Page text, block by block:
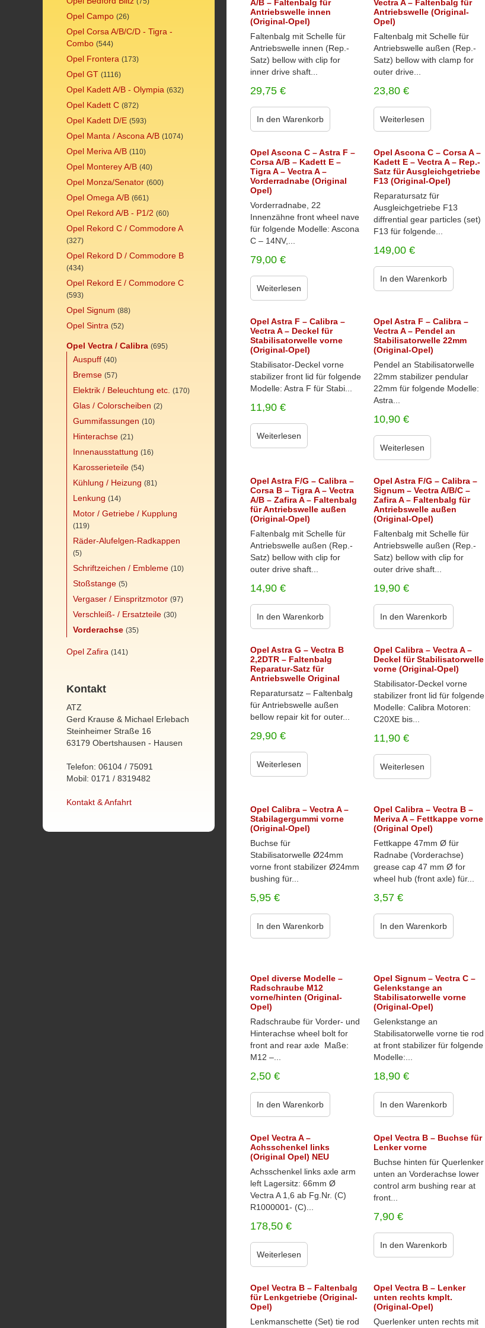
Opel Campo (26)
Opel Corsa A/B/C/D - Tigra -
Combo (544)
Opel Frontera (173)
Opel GT (1116)
Opel Kadett A/B - Olympia (632)
Opel Kadett C (872)
Opel Kadett D/E (593)
Opel Manta / Ascona A/B (1074)
Opel Meriva A/B (110)
Opel Monterey A/B (40)
Opel Monza/Senator (600)
Opel Omega A/B (661)
Opel Rekord A/B - P1/2 (60)
Opel Rekord C / Commodore A
(327)
Opel Rekord D / Commodore B
(434)
Opel Rekord E / Commodore C
(593)
Opel Signum (88)
Opel Sintra (52)
Opel Vectra / Calibra (695)
Auspuff (40)
Bremse (57)
Elektrik / Beleuchtung etc. (170)
Glas / Colorscheiben (2)
Gummifassungen (10)
Hinterachse (21)
Innenausstattung (16)
Karosserieteile (54)
Kühlung / Heizung (81)
Lenkung (14)
Motor / Getriebe / Kupplung
(119)
Räder-Alufelgen-Radkappen
(5)
Schriftzeichen / Embleme (10)
Stoßstange (5)
Vergaser / Einspritzmotor (97)
Verschleiß- / Ersatzteile (30)
Vorderachse (35)
Opel Zafira (141)
Kontakt
ATZ
Gerd Krause & Michael Erlebach
Steinheimer Straße 16
63179 Obertshausen - Hausen
Telefon: 06104 / 75091
Mobil: 0171 / 8319482
Kontakt & Anfahrt
A/B – Faltenbalg für
Antriebswelle innen
(Original-Opel)
Faltenbalg mit Schelle für
Antriebswelle innen (Rep.-
Satz) bellow with clip for
inner drive shaft...
29,75 €
In den Warenkorb
Vectra A – Faltenbalg für
Antriebswelle (Original-
Opel)
Faltenbalg mit Schelle für
Antriebswelle außen (Rep.-
Satz) bellow with clamp for
outer drive...
23,80 €
Weiterlesen
Opel Ascona C – Astra F –
Corsa A/B – Kadett E –
Tigra A – Vectra A –
Vorderradnabe (Original
Opel)
Vorderradnabe, 22
Innenzähne front wheel nave
für folgende Modelle: Ascona
C – 14NV,...
79,00 €
Weiterlesen
Opel Ascona C – Corsa A –
Kadett E – Vectra A – Rep.-
Satz für Ausgleichgetriebe
F13 (Original-Opel)
Reparatursatz für
Ausgleichgetriebe F13
diffrential gear particles (set)
F13 für folgende...
149,00 €
In den Warenkorb
Opel Astra F – Calibra –
Vectra A – Deckel für
Stabilisatorwelle vorne
(Original-Opel)
Stabilisator-Deckel vorne
stabilizer front lid für folgende
Modelle: Astra F für Stabi...
11,90 €
Weiterlesen
Opel Astra F – Calibra –
Vectra A – Pendel an
Stabilisatorwelle 22mm
(Original-Opel)
Pendel an Stabilisatorwelle
22mm stabilizer pendular
22mm für folgende Modelle:
Astra...
10,90 €
Weiterlesen
Opel Astra F/G – Calibra –
Corsa B – Tigra A – Vectra
A/B – Zafira A – Faltenbalg
für Antriebswelle außen
(Original-Opel)
Faltenbalg mit Schelle für
Antriebswelle außen (Rep.-
Satz) bellow with clip for
outer drive shaft...
14,90 €
In den Warenkorb
Opel Astra F/G – Calibra –
Signum – Vectra A/B/C –
Zafira A – Faltenbalg für
Antriebswelle außen
(Original-Opel)
Faltenbalg mit Schelle für
Antriebswelle außen (Rep.-
Satz) bellow with clip for
outer drive shaft...
19,90 €
In den Warenkorb
Opel Astra G – Vectra B
2,2DTR – Faltenbalg
Reparatur-Satz für
Antriebswelle Original
Reparatursatz – Faltenbalg
für Antriebswelle außen
bellow repair kit for outer...
29,90 €
Weiterlesen
Opel Calibra – Vectra A –
Deckel für Stabilisatorwelle
vorne (Original-Opel)
Stabilisator-Deckel vorne
stabilizer front lid für folgende
Modelle: Calibra Motoren:
C20XE bis...
11,90 €
Weiterlesen
Opel Calibra – Vectra A –
Stabilagergummi vorne
(Original-Opel)
Buchse für
Stabilisatorwelle Ø24mm
vorne front stabilizer Ø24mm
bushing für...
5,95 €
In den Warenkorb
Opel Calibra – Vectra B –
Meriva A – Fettkappe vorne
(Original Opel)
Fettkappe 47mm Ø für
Radnabe (Vorderachse)
grease cap 47 mm Ø for
wheel hub (front axle) für...
3,57 €
In den Warenkorb
Opel diverse Modelle –
Radschraube M12
vorne/hinten (Original-
Opel)
Radschraube für Vorder- und
Hinterachse wheel bolt for
front and rear axle Maße:
M12 –...
2,50 €
In den Warenkorb
Opel Signum – Vectra C –
Gelenkstange an
Stabilisatorwelle vorne
(Original-Opel)
Gelenkstange an
Stabilisatorwelle vorne tie rod
at front stabilizer für folgende
Modelle:...
18,90 €
In den Warenkorb
Opel Vectra A –
Achsschenkel links
(Original Opel) NEU
Achsschenkel links axle arm
left Lagersitz: 66mm Ø
Vectra A 1,6 ab Fg.Nr. (C)
R1000001- (C)...
178,50 €
Weiterlesen
Opel Vectra B – Buchse für
Lenker vorne
Buchse hinten für Querlenker
unten an Vorderachse lower
control arm bushing rear at
front...
7,90 €
In den Warenkorb
Opel Vectra B – Faltenbalg
für Lenkgetriebe (Original-
Opel)
Lenkmanschette (Set) tie rod
Opel Vectra B – Lenker
unten rechts kmplt.
(Original-Opel)
Querlenker unten rechts mit